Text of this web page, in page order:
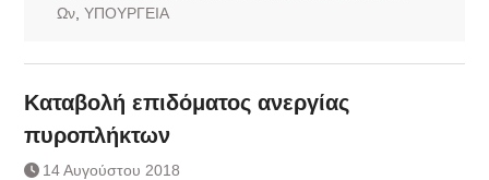
Ων, ΥΠΟΥΡΓΕΙΑ
Καταβολή επιδόματος ανεργίας
πυροπλήκτων
14 Αυγούστου 2018